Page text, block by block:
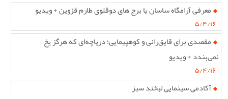
معرفی آرامگاه ساسان یا برج های دوقلوی طارم قزوین + ویدیو
۵/۴/۱۶
مقصدی برای قایق‌رانی و کوهپیمایی؛ دریاچه‌ای که هرگز یخ
نمی‌بندد + ویدیو
۵/۴/۱۶
آکادمی سینمایی لبخند سبز